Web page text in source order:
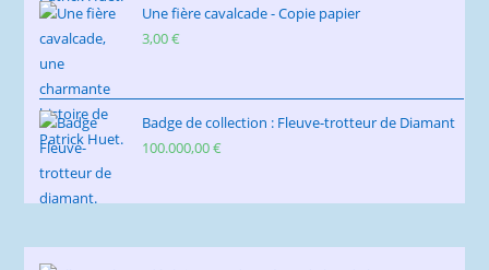
Une fière cavalcade - Copie papier
3,00€
Badge de collection : Fleuve-trotteur de Diamant
100.000,00€